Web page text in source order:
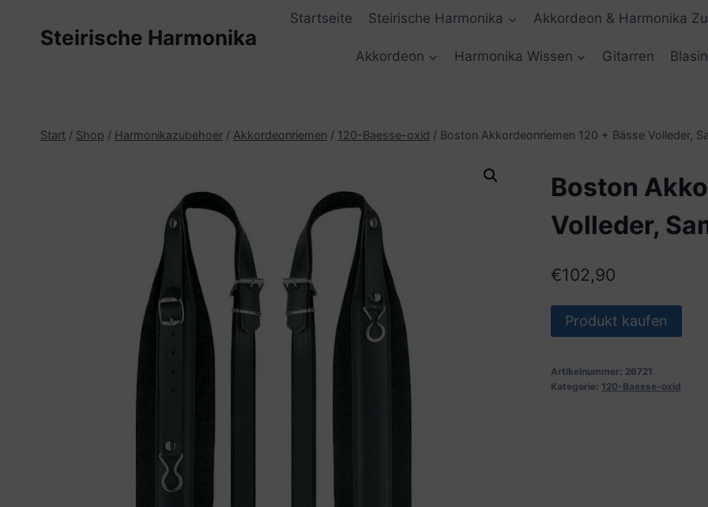
Steirische Harmonika
Startseite Steirische Harmonika Akkordeon & Harmonika
Akkordeon Harmonika Wissen Gitarren
Start / Shop / Harmonikazubehoer / Akkordeonriemen / 120-Baesse-oxid / Boston Akkordeonriemen 120 + Bässe Volleder,
Boston
Volleder,
€102,90
Produkt kaufen
Artikelnummer: 26721
Kategorie: 120-Baesse-oxid